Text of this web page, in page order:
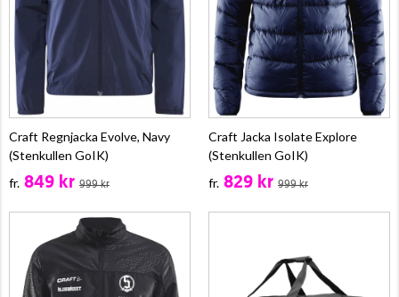
Craft Regnjacka Evolve, Navy
(Stenkullen GoIK)
fr. 849 kr 999 kr
Craft Jacka Isolate Explore
(Stenkullen GoIK)
fr. 829 kr 999 kr